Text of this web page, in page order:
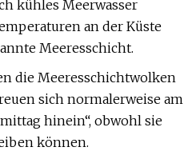
kühles Meerwasser
an der Küste
Meeresschicht.
die Meeresschichtwolken
sich normalerweise am
hinein“, obwohl sie
können.